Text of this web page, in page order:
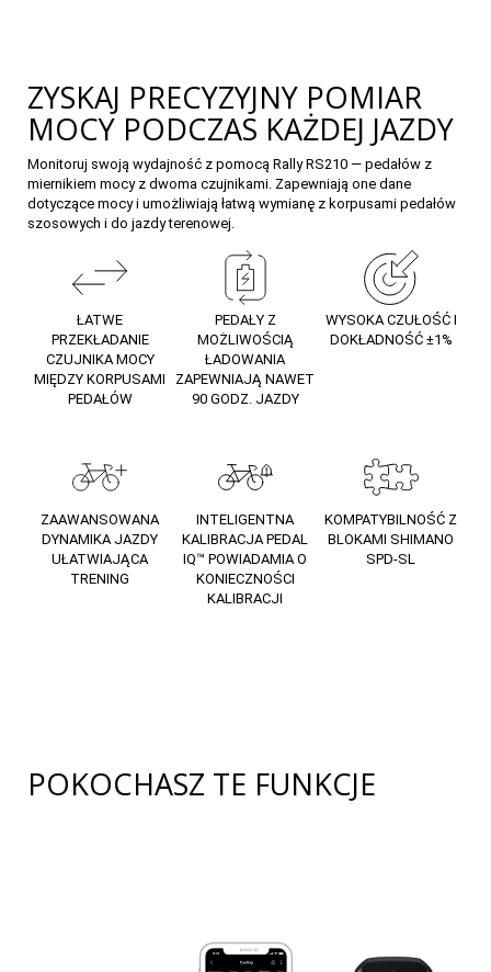
ZYSKAJ PRECYZYJNY POMIAR
MOCY PODCZAS KAŻDEJ JAZDY
Monitoruj swoją wydajność z pomocą Rally RS210 — pedałów z
miernikiem mocy z dwoma czujnikami. Zapewniają one dane
dotyczące mocy i umożliwiają łatwą wymianę z korpusami pedałów
szosowych i do jazdy terenowej.
ŁATWE
PRZEKŁADANIE
CZUJNIKA MOCY
MIĘDZY KORPUSAMI
PEDAŁÓW
PEDAŁY Z
MOŻLIWOŚCIĄ
ŁADOWANIA
ZAPEWNIAJĄ NAWET
90 GODZ. JAZDY
WYSOKA CZUŁOŚĆ I
DOKŁADNOŚĆ ±1%
ZAAWANSOWANA
DYNAMIKA JAZDY
UŁATWIAJĄCA
TRENING
INTELIGENTNA
KALIBRACJA PEDAL
IQ™ POWIADAMIA O
KONIECZNOŚCI
KALIBRACJI
KOMPATYBILNOŚĆ Z
BLOKAMI SHIMANO
SPD-SL
POKOCHASZ TE FUNKCJE